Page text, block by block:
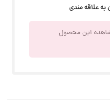
به علاقه مندی
این محصول